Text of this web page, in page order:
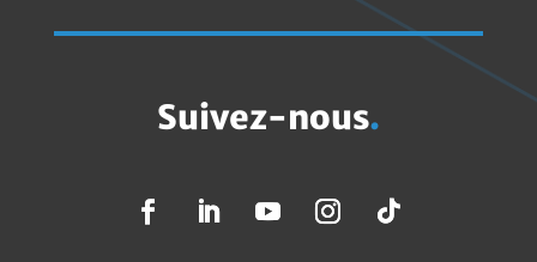
Suivez-nous.